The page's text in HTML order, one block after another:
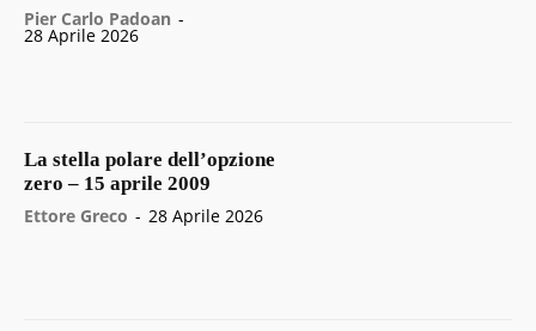
Pier Carlo Padoan -
28 Aprile 2026
La stella polare dell’opzione
zero – 15 aprile 2009
Ettore Greco - 28 Aprile 2026